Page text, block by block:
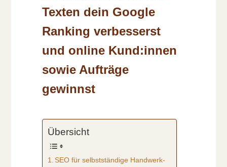
Texten dein Google
Ranking verbesserst
und online Kund:innen
sowie Aufträge
gewinnst
Übersicht
SEO für selbstständige Handwerk-